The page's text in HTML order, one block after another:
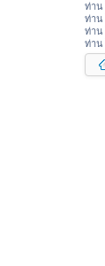
ท่าน
ท่าน
ท่าน
ท่าน